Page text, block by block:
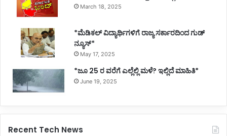
March 18, 2025
*ಮೆಡಿಕಲ್ ವಿದ್ಯಾರ್ಥಿಗಳಿಗೆ ರಾಜ್ಯ ಸರ್ಕಾರದಿಂದ ಗುಡ್
ನ್ಯೂಸ್*
May 17, 2025
*ಜೂ 25 ರ ವರೆಗೆ ಎಲ್ಲೆಲ್ಲಿ ಮಳೆ? ಇಲ್ಲಿದೆ ಮಾಹಿತಿ*
June 19, 2025
Recent Tech News